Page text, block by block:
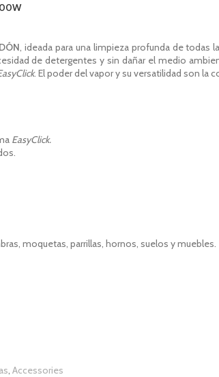
, ideada para una limpieza profunda de
de detergentes y sin dañar el medio
. El poder del vapor y su versatilidad son la
EasyClick.
moquetas, parrillas, hornos, suelos y muebles.
Accessories